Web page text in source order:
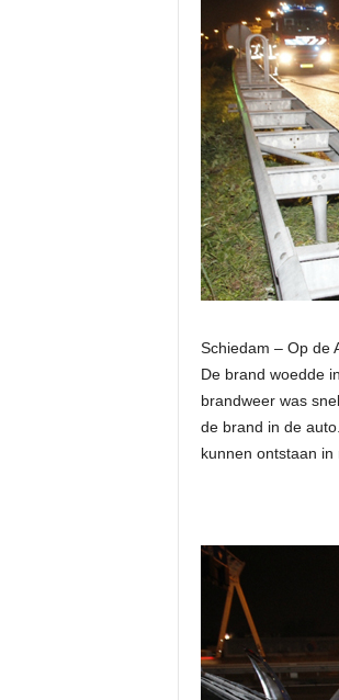
Schiedam – Op de
De brand woedde
brandweer was
de brand in de
kunnen ontstaan in